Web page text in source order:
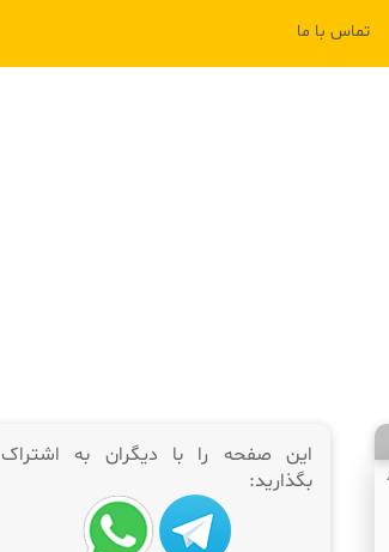
تماس با ما
این صفحه را با دیگران به اشتراک
بگذارید: